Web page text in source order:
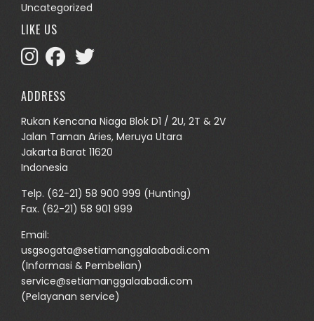
Uncategorized
LIKE US
ADDRESS
Rukan Kencana Niaga Blok D1 / 2U, 2T & 2V
Jalan Taman Aries, Meruya Utara
Jakarta Barat 11620
Indonesia
Telp. (62-21) 58 900 999 (Hunting)
Fax. (62-21) 58 901 999
Email:
usgsogata@setiamanggalaabadi.com
(Informasi & Pembelian)
service@setiamanggalaabadi.com
(Pelayanan service)